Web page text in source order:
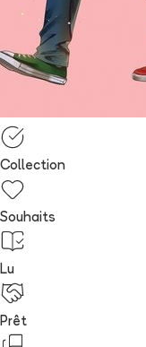
Collection
Souhaits
Lu
Prêt